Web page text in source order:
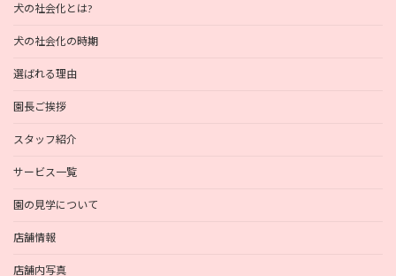
犬の社会化とは?
犬の社会化の時期
選ばれる理由
園長ご挨拶
スタッフ紹介
サービス一覧
園の見学について
店舗情報
店舗内写真